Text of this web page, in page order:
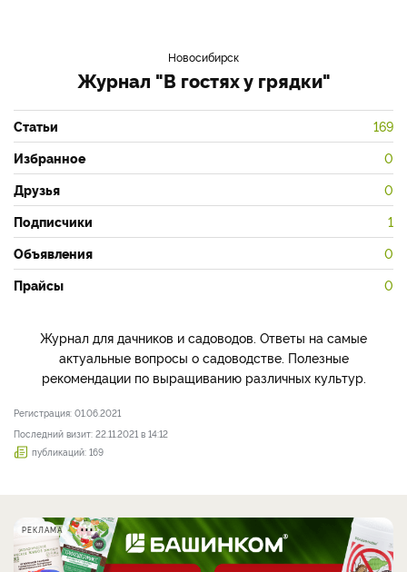
Новосибирск
Журнал "В гостях у грядки"
Статьи 169
Избранное 0
Друзья 0
Подписчики 1
Объявления 0
Прайсы 0
Журнал для дачников и садоводов. Ответы на самые
актуальные вопросы о садоводстве. Полезные
рекомендации по выращиванию различных культур.
Регистрация: 01.06.2021
Последний визит: 22.11.2021 в 14:12
публикаций: 169
РЕКЛАМА